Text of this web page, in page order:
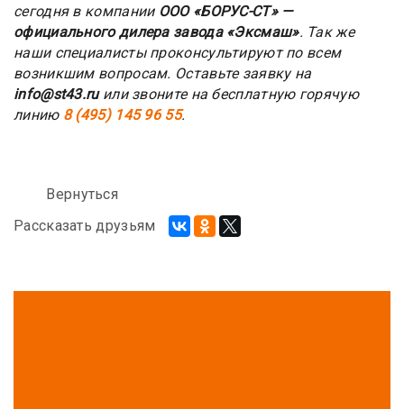
сегодня в компании ООО «БОРУС-СТ» —
официального дилера завода «Эксмаш». Так же
наши специалисты проконсультируют по всем
возникшим вопросам. Оставьте заявку на
info@st43.ruили звоните на бесплатную горячую
линию 8 (495) 145 96 55.
Вернуться
Рассказать друзьям